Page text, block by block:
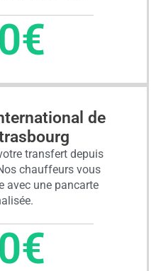
€
de
transfert depuis
chauffeurs vous
avec une pancarte
€